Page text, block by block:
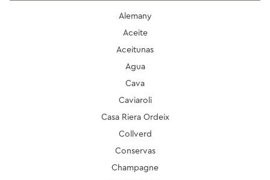
Alemany
Aceite
Aceitunas
Agua
Cava
Caviaroli
Casa Riera Ordeix
Collverd
Conservas
Champagne